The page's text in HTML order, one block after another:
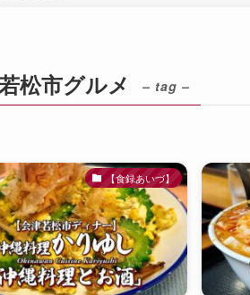
松市グルメ – tag –
【食録あいづ】